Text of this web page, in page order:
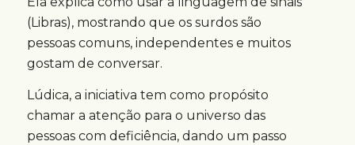
(Libras), mostrando que os surdos são
pessoas comuns, independentes e muitos
gostam de conversar.
Lúdica, a iniciativa tem como propósito
chamar a atenção para o universo das
pessoas com deficiência, dando um passo